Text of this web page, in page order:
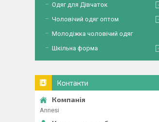
Одяг для Дівчаток
Чоловічий одяг оптом
Молодіжка чоловічий одяг
Шкільна форма
Контакти
Annesi